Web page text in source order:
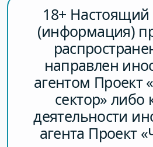
18+
(информация)
направлен
агентом Проект
сектор» либо
деятельности
агента Проект